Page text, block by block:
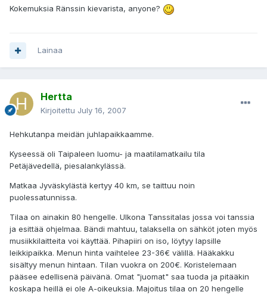
Kokemuksia Ränssin kievarista, anyone?
Lainaa
Hertta
Kirjoitettu July 16, 2007
Hehkutanpa meidän juhlapaikkaamme.
Kyseessä oli Taipaleen luomu- ja maatilamatkailu tila
Petäjävedellä, piesalankylässä.
Matkaa Jyväskylästä kertyy 40 km, se taittuu noin
puolessatunnissa.
Tilaa on ainakin 80 hengelle. Ulkona Tanssitalas jossa voi tanssia
ja esittää ohjelmaa. Bändi mahtuu, talaksella on sähköt joten myös
musiikkilaitteita voi käyttää. Pihapiiri on iso, löytyy lapsille
leikkipaikka. Menun hinta vaihtelee 23-36€ välillä. Hääkakku
sisältyy menun hintaan. Tilan vuokra on 200€. Koristelemaan
pääsee edellisenä päivänä. Omat "juomat" saa tuoda ja pitääkin
koskapa heillä ei ole A-oikeuksia. Majoitus tilaa on 20 hengelle